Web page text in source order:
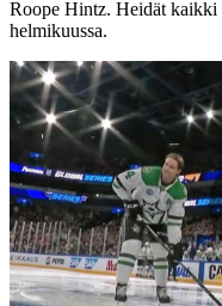
Roope Hintz. Heidät kaikki
helmikuussa.